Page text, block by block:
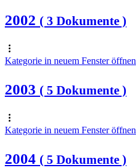
2002 ( 3 Dokumente )
Kategorie in neuem Fenster öffnen
2003 ( 5 Dokumente )
Kategorie in neuem Fenster öffnen
2004 ( 5 Dokumente )